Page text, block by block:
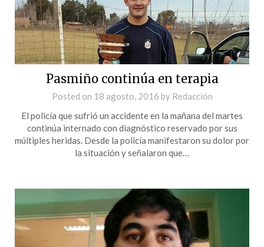
Pasmiño continúa en terapia
Posted on 18 agosto, 2016 by Redacción
El policía que sufrió un accidente en la mañana del martes
continúa internado con diagnóstico reservado por sus
múltiples heridas. Desde la policía manifestaron su dolor por
la situación y señalaron que…